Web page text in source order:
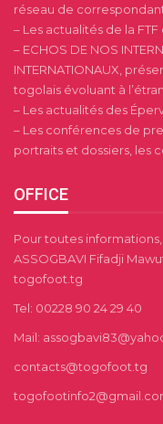
réseau de
– Les actualités de la FTF
– ECHOS DE NOS
INTERNATIONAUX,
togolais évoluant à
– Les actualités des
– Les conférences de
portraits et dossiers, les
OFFICE
Pour toutes
ASSOGBAVI Fifadji
togofoot.tg
Tel: 00228 90 24 29 40
Mail:
contacts@togofoot.tg